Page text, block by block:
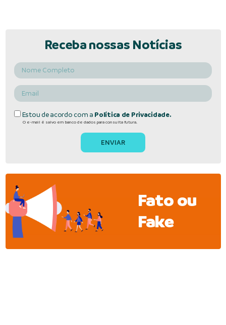
Receba nossas Notícias
Estou de acordo com a Política de Privacidade.
O e-mail é salvo em banco de dados para consulta futura.
Fato ou
Fake